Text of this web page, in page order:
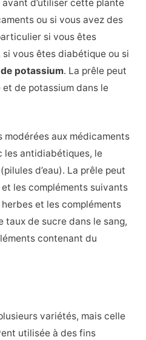
d’utiliser cette plante
ou si vous avez des
si vous êtes
vous êtes diabétique ou si
potassium. La prêle peut
de potassium dans le
modérées aux médicaments
les antidiabétiques, le
d’eau). La prêle peut
les compléments suivants
herbes et les compléments
taux de sucre dans le sang,
contenant du
variétés, mais celle
utilisée à des fins